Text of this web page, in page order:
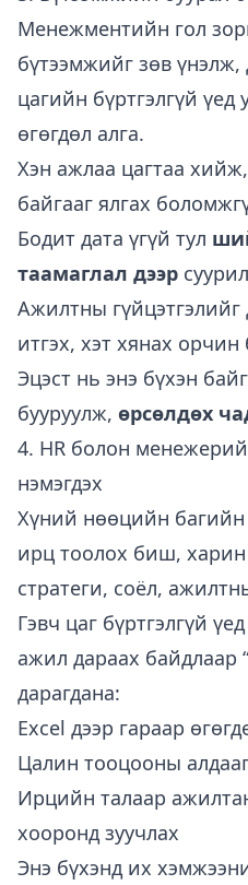
Менежментийн гол
бүтээмжийг зөв үнэлж,
цагийн бүртгэлгүй үед
өгөгдөл алга.
Хэн ажлаа цагтаа хийж,
байгааг ялгах
Бодит дата үгүй тул
таамаглал дээр
Ажилтны
итгэх, хэт хянах
Эцэст нь энэ бүхэн
бууруулж, өрсөлдөх
4. HR болон
нэмэгдэх
Хүний нөөцийн багийн
ирц тоолох биш, харин
стратеги, соёл,
Гэвч цаг бүртгэлгүй
ажил дараах байдлаар
дарагдана:
Excel дээр гараар
Цалин тооцооны
Ирцийн талаар
хооронд зуучлах
Энэ бүхэнд их